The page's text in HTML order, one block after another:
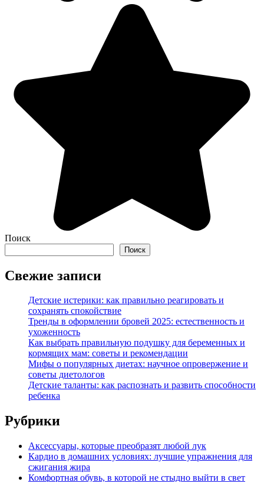
Поиск
Поиск
Свежие записи
Детские истерики: как правильно реагировать и
сохранять спокойствие
Тренды в оформлении бровей 2025: естественность и
ухоженность
Как выбрать правильную подушку для беременных и
кормящих мам: советы и рекомендации
Мифы о популярных диетах: научное опровержение и
советы диетологов
Детские таланты: как распознать и развить способности
ребенка
Рубрики
Аксессуары, которые преобразят любой лук
Кардио в домашних условиях: лучшие упражнения для
сжигания жира
Комфортная обувь, в которой не стыдно выйти в свет